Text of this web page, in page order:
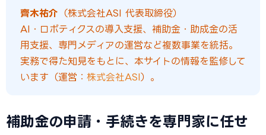
齊木祐介 （株式会社ASI 代表取締役）
AI・ロボティクスの導入支援、補助金・助成金の活
用支援、専門メディアの運営など複数事業を統括。
実務で得た知見をもとに、本サイトの情報を監修して
います（運営： 株式会社ASI）。
補助金の申請・手続きを専門家に任せ